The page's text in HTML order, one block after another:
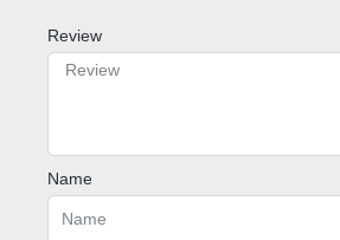
Review
Name